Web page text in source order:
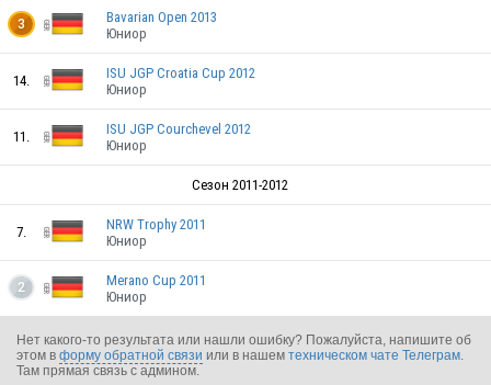
CZE
GER
GER
3
Bavarian Open 2013
Юниор
14.
ISU JGP Croatia Cup 2012
Юниор
11.
ISU JGP Courchevel 2012
Юниор
Сезон 2011-2012
7.
NRW Trophy 2011
Юниор
2
Merano Cup 2011
Юниор
Нет какого-то результата или нашли ошибку? Пожалуйста, напишите об
этом в форму обратной связи или в нашем техническом чате Телеграм
Там прямая связь с админом.